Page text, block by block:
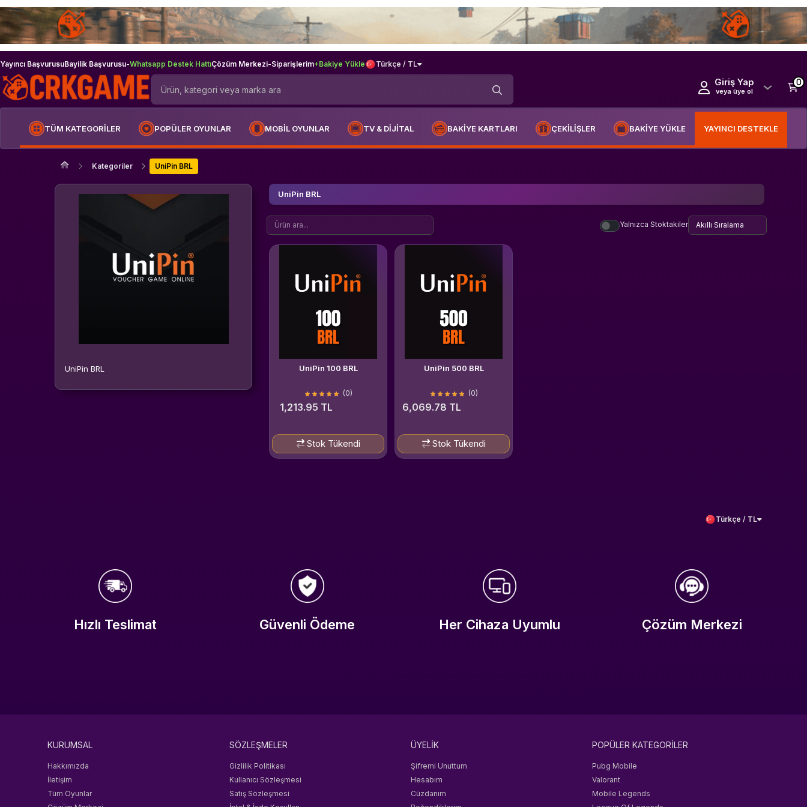
Yayıncı BaşvurusuBayilik Başvurusu-Whatsapp Destek HattıÇözüm Merkezi-Siparişlerim+Bakiye Yükle Türkçe / TL
Giriş Yap
veya üye ol
0
TÜM KATEGORİLER POPÜLER OYUNLAR MOBİL OYUNLAR TV & DİJİTAL BAKİYE KARTLARI ÇEKİLİŞLER BAKİYE YÜKLE YAYINCI DESTEKLE
Kategoriler UniPin BRL
UniPin BRL
UniPin BRL
Yalnızca Stoktakiler
UniPin 100 BRL
(0)
1,213.95 TL
Stok Tükendi
UniPin 500 BRL
(0)
6,069.78 TL
Stok Tükendi
Türkçe / TL
Hızlı Teslimat Güvenli Ödeme Her Cihaza Uyumlu Çözüm Merkezi
KURUMSAL
Hakkımızda
İletişim
Tüm Oyunlar
SÖZLEŞMELER
Gizlilik Politikası
Kullanıcı Sözleşmesi
Satış Sözleşmesi
ÜYELİK
Şifremi Unuttum
Hesabım
Cüzdanım
POPÜLER KATEGORİLER
Pubg Mobile
Valorant
Mobile Legends